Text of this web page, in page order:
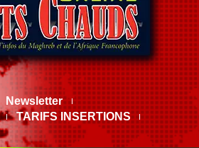
Newsletter
TARIFS INSERTIONS